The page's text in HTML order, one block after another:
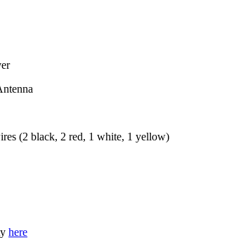
(2 black, 2 red, 1 white, 1 yellow)
here